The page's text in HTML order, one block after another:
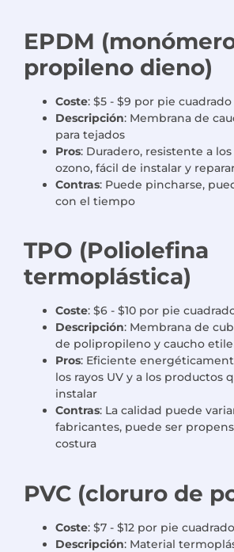
EPDM
propileno dieno)
Coste: $5 - $9 por pie cuadrado
Descripción: Membrana de
para tejados
Pros: Duradero, resistente a los
ozono, fácil de instalar y
Contras: Puede pincharse,
con el tiempo
TPO (Poliolefina
termoplástica)
Coste: $6 - $10 por pie
Descripción: Membrana de
de polipropileno y caucho
Pros: Eficiente
los rayos UV y a los productos
instalar
Contras: La calidad puede
fabricantes, puede ser
costura
PVC (cloruro de
Coste: $7 - $12 por pie cuadrado
Descripción: Material